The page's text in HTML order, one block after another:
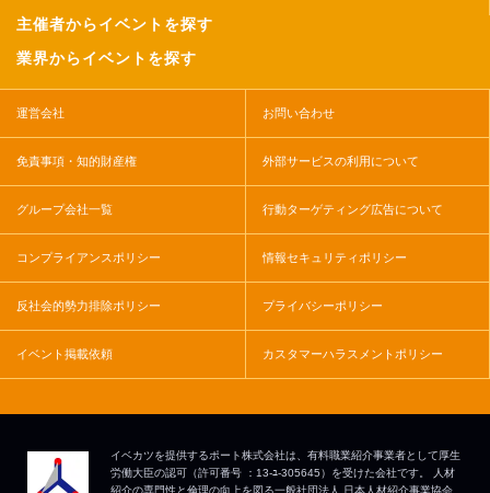
主催者からイベントを探す
業界からイベントを探す
運営会社 お問い合わせ
免責事項・知的財産権 外部サービスの利用について
グループ会社一覧 行動ターゲティング広告について
コンプライアンスポリシー 情報セキュリティポリシー
反社会的勢力排除ポリシー プライバシーポリシー
イベント掲載依頼 カスタマーハラスメントポリシー